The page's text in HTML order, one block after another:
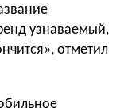
узнаваемый,
отметил